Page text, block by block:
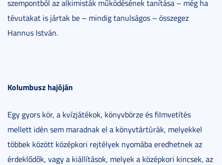
szempontból az alkimisták működésének tanítása – még ha
tévutakat is jártak be – mindig tanulságos – összegez
Hannus István.
Kolumbusz hajóján
Egy gyors kör, a kvízjátékok, könyvbörze és filmvetítés
mellett idén sem maradnak el a könyvtártúrák, melyekkel
többek között középkori rejtélyek nyomába eredhetnek az
érdeklődők, vagy a kiállítások, melyek a középkori kincsek, az